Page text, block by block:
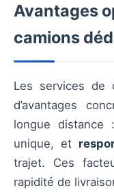
Avantages
camions
Les services de
d’avantages
longue distance
unique, et
trajet. Ces
rapidité de